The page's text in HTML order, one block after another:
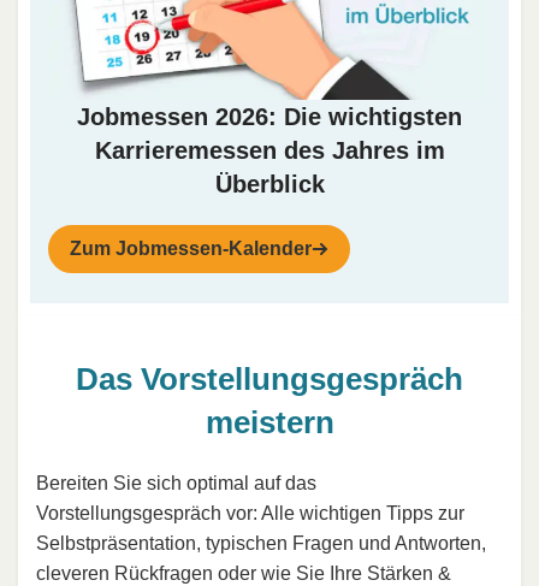
Jobmessen 2026: Die wichtigsten
Karrieremessen des Jahres im
Überblick
Zum Jobmessen-Kalender
Das Vorstellungsgespräch
meistern
Bereiten Sie sich optimal auf das
Vorstellungsgespräch vor: Alle wichtigen Tipps zur
Selbstpräsentation, typischen Fragen und Antworten,
cleveren Rückfragen oder wie Sie Ihre Stärken &